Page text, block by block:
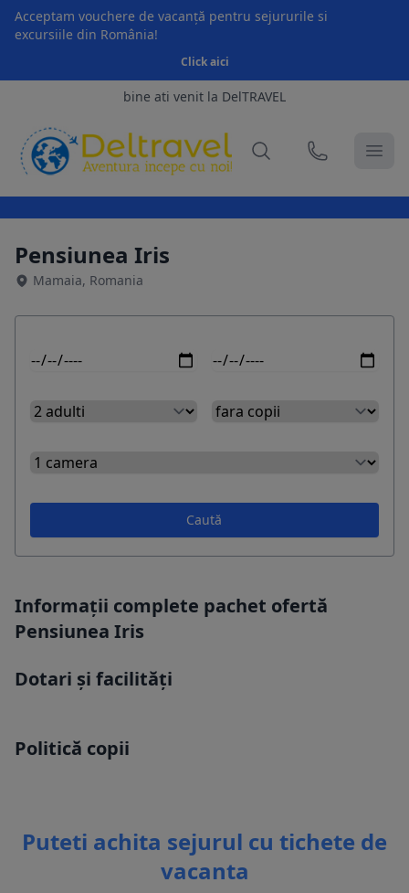
Acceptam vouchere de vacanță pentru sejururile si
excursiile din România!
Click aici
bine ati venit la DelTRAVEL
Pensiunea Iris
Mamaia, Romania
Caută
Informații complete pachet ofertă
Pensiunea Iris
Dotari și facilități
Politică copii
Puteti achita sejurul cu tichete de
vacanta